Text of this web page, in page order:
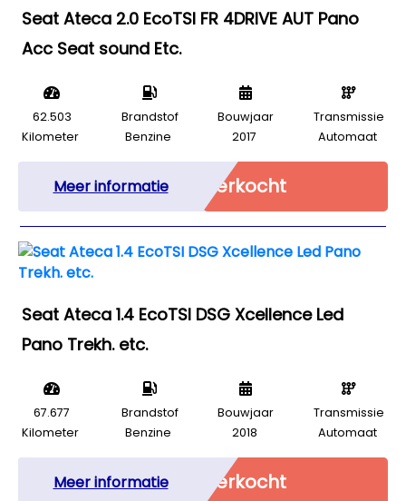
Seat Ateca 2.0 EcoTSI FR 4DRIVE AUT Pano
Acc Seat sound Etc.
62.503
Kilometer
Brandstof
Benzine
Bouwjaar
2017
Transmissie
Automaat
Meer informatie Verkocht
Seat Ateca 1.4 EcoTSI DSG Xcellence Led
Pano Trekh. etc.
67.677
Kilometer
Brandstof
Benzine
Bouwjaar
2018
Transmissie
Automaat
Meer informatie Verkocht